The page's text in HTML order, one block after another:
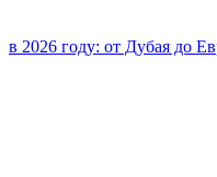
в 2026 году: от Дубая до